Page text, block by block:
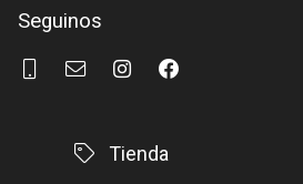
Seguinos
Tienda